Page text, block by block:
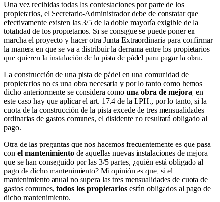
Una vez recibidas todas las contestaciones por parte de los
propietarios, el Secretario-Administrador debe de constatar que
efectivamente existen las 3/5 de la doble mayoría exigible de la
totalidad de los propietarios. Si se consigue se puede poner en
marcha el proyecto y hacer otra Junta Extraordinaria para confirmar
la manera en que se va a distribuir la derrama entre los propietarios
que quieren la instalación de la pista de pádel para pagar la obra.
La construcción de una pista de pádel en una comunidad de
propietarios no es una obra necesaria y por lo tanto como hemos
dicho anteriormente se considera como una obra de mejora, en
este caso hay que aplicar el art. 17.4 de la LPH., por lo tanto, si la
cuota de la construcción de la pista excede de tres mensualidades
ordinarias de gastos comunes, el disidente no resultará obligado al
pago.
Otra de las preguntas que nos hacemos frecuentemente es que pasa
con el mantenimiento de aquellas nuevas instalaciones de mejora
que se han conseguido por las 3/5 partes, ¿quién está obligado al
pago de dicho mantenimiento? Mi opinión es que, si el
mantenimiento anual no supera las tres mensualidades de cuota de
gastos comunes, todos los propietarios están obligados al pago de
dicho mantenimiento.